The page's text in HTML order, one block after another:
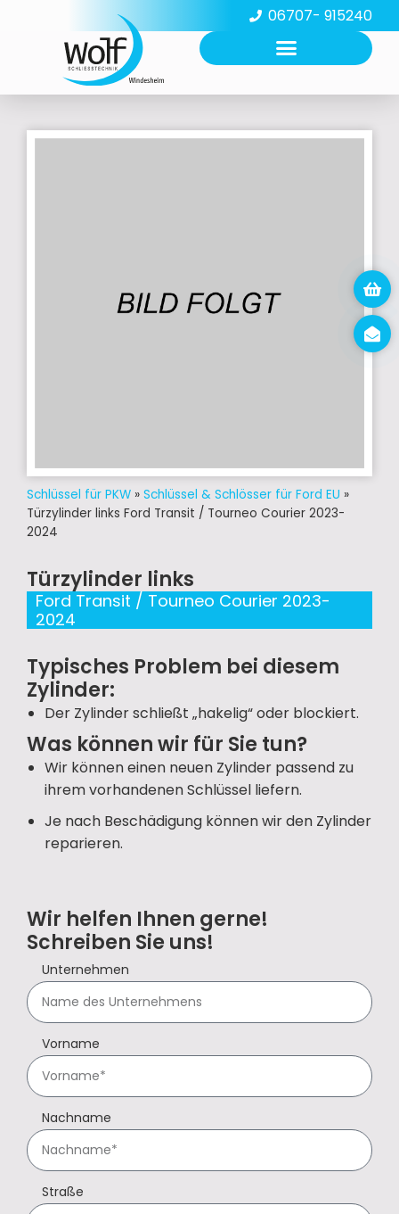
06707- 915240
Schlüssel für PKW » Schlüssel & Schlösser für Ford EU »
Türzylinder links Ford Transit / Tourneo Courier 2023-
2024
Türzylinder links
Ford Transit / Tourneo Courier 2023-
2024
Typisches Problem bei diesem
Zylinder:
Der Zylinder schließt „hakelig“ oder blockiert.
Was können wir für Sie tun?
Wir können einen neuen Zylinder passend zu
ihrem vorhandenen Schlüssel liefern.
Je nach Beschädigung können wir den Zylinder
reparieren.
Wir helfen Ihnen gerne!
Schreiben Sie uns!
Unternehmen
Vorname
Nachname
Straße